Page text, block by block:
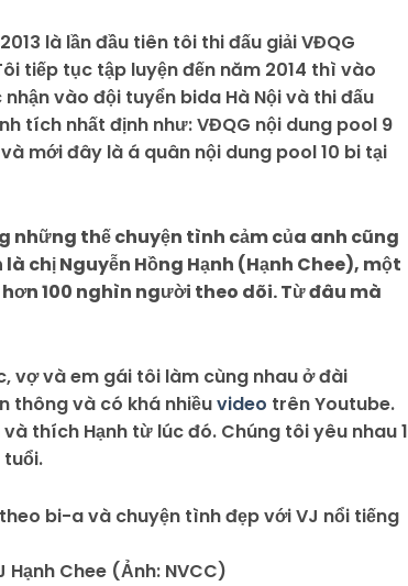
là lần đầu tiên tôi thi đấu giải VĐQG
tiếp tục tập luyện đến năm 2014 thì vào
vào đội tuyển bida Hà Nội và thi đấu
tích nhất định như: VĐQG nội dung pool 9
mới đây là á quân nội dung pool 10 bi tại
những thế chuyện tình cảm của anh cũng
chị Nguyễn Hồng Hạnh (Hạnh Chee), một
100 nghìn người theo dõi. Từ đâu mà
vợ và em gái tôi làm cùng nhau ở đài
thông và có khá nhiềuvideo trên Youtube.
thích Hạnh từ lúc đó. Chúng tôi yêu nhau 1
tuổi.
Chee (Ảnh: NVCC)